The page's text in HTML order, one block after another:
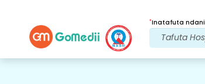
*Inatafuta ndani